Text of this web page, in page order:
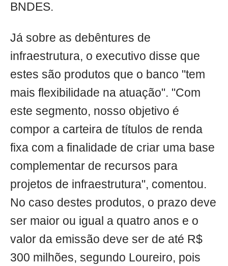
BNDES.
Já sobre as debêntures de
infraestrutura, o executivo disse que
estes são produtos que o banco "tem
mais flexibilidade na atuação". "Com
este segmento, nosso objetivo é
compor a carteira de títulos de renda
fixa com a finalidade de criar uma base
complementar de recursos para
projetos de infraestrutura", comentou.
No caso destes produtos, o prazo deve
ser maior ou igual a quatro anos e o
valor da emissão deve ser de até R$
300 milhões, segundo Loureiro, pois